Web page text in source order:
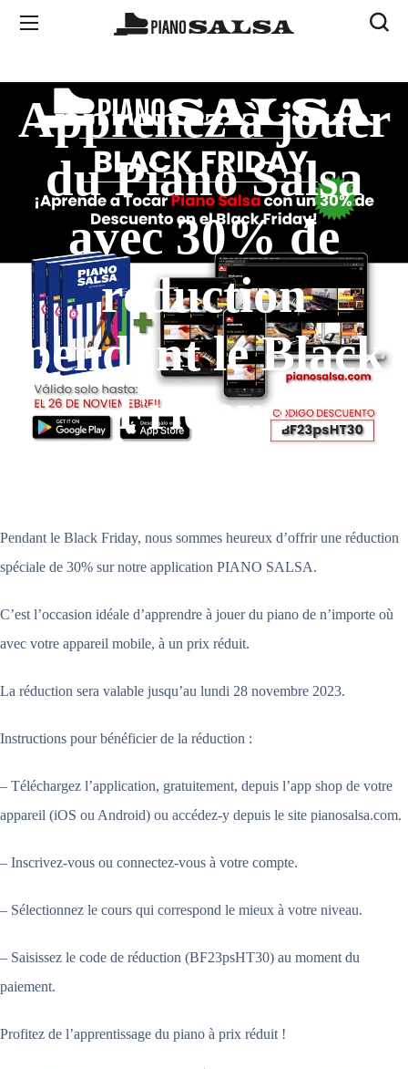
Apprenez à jouer
du Piano Salsa
avec 30% de
réduction
pendant le Black
Friday !
Pendant le Black Friday, nous sommes heureux d’offrir une réduction
spéciale de 30% sur notre application PIANO SALSA.
C’est l’occasion idéale d’apprendre à jouer du piano de n’importe où
avec votre appareil mobile, à un prix réduit.
La réduction sera valable jusqu’au lundi 28 novembre 2023.
Instructions pour bénéficier de la réduction :
– Téléchargez l’application, gratuitement, depuis l’app shop de votre
appareil (iOS ou Android) ou accédez-y depuis le site pianosalsa.com.
– Inscrivez-vous ou connectez-vous à votre compte.
– Sélectionnez le cours qui correspond le mieux à votre niveau.
– Saisissez le code de réduction (BF23psHT30) au moment du
paiement.
Profitez de l’apprentissage du piano à prix réduit !